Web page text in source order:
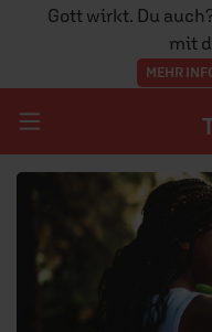
Gott wirkt. Du
mit
MEHR
Navigation überspringen
DOSSIERS